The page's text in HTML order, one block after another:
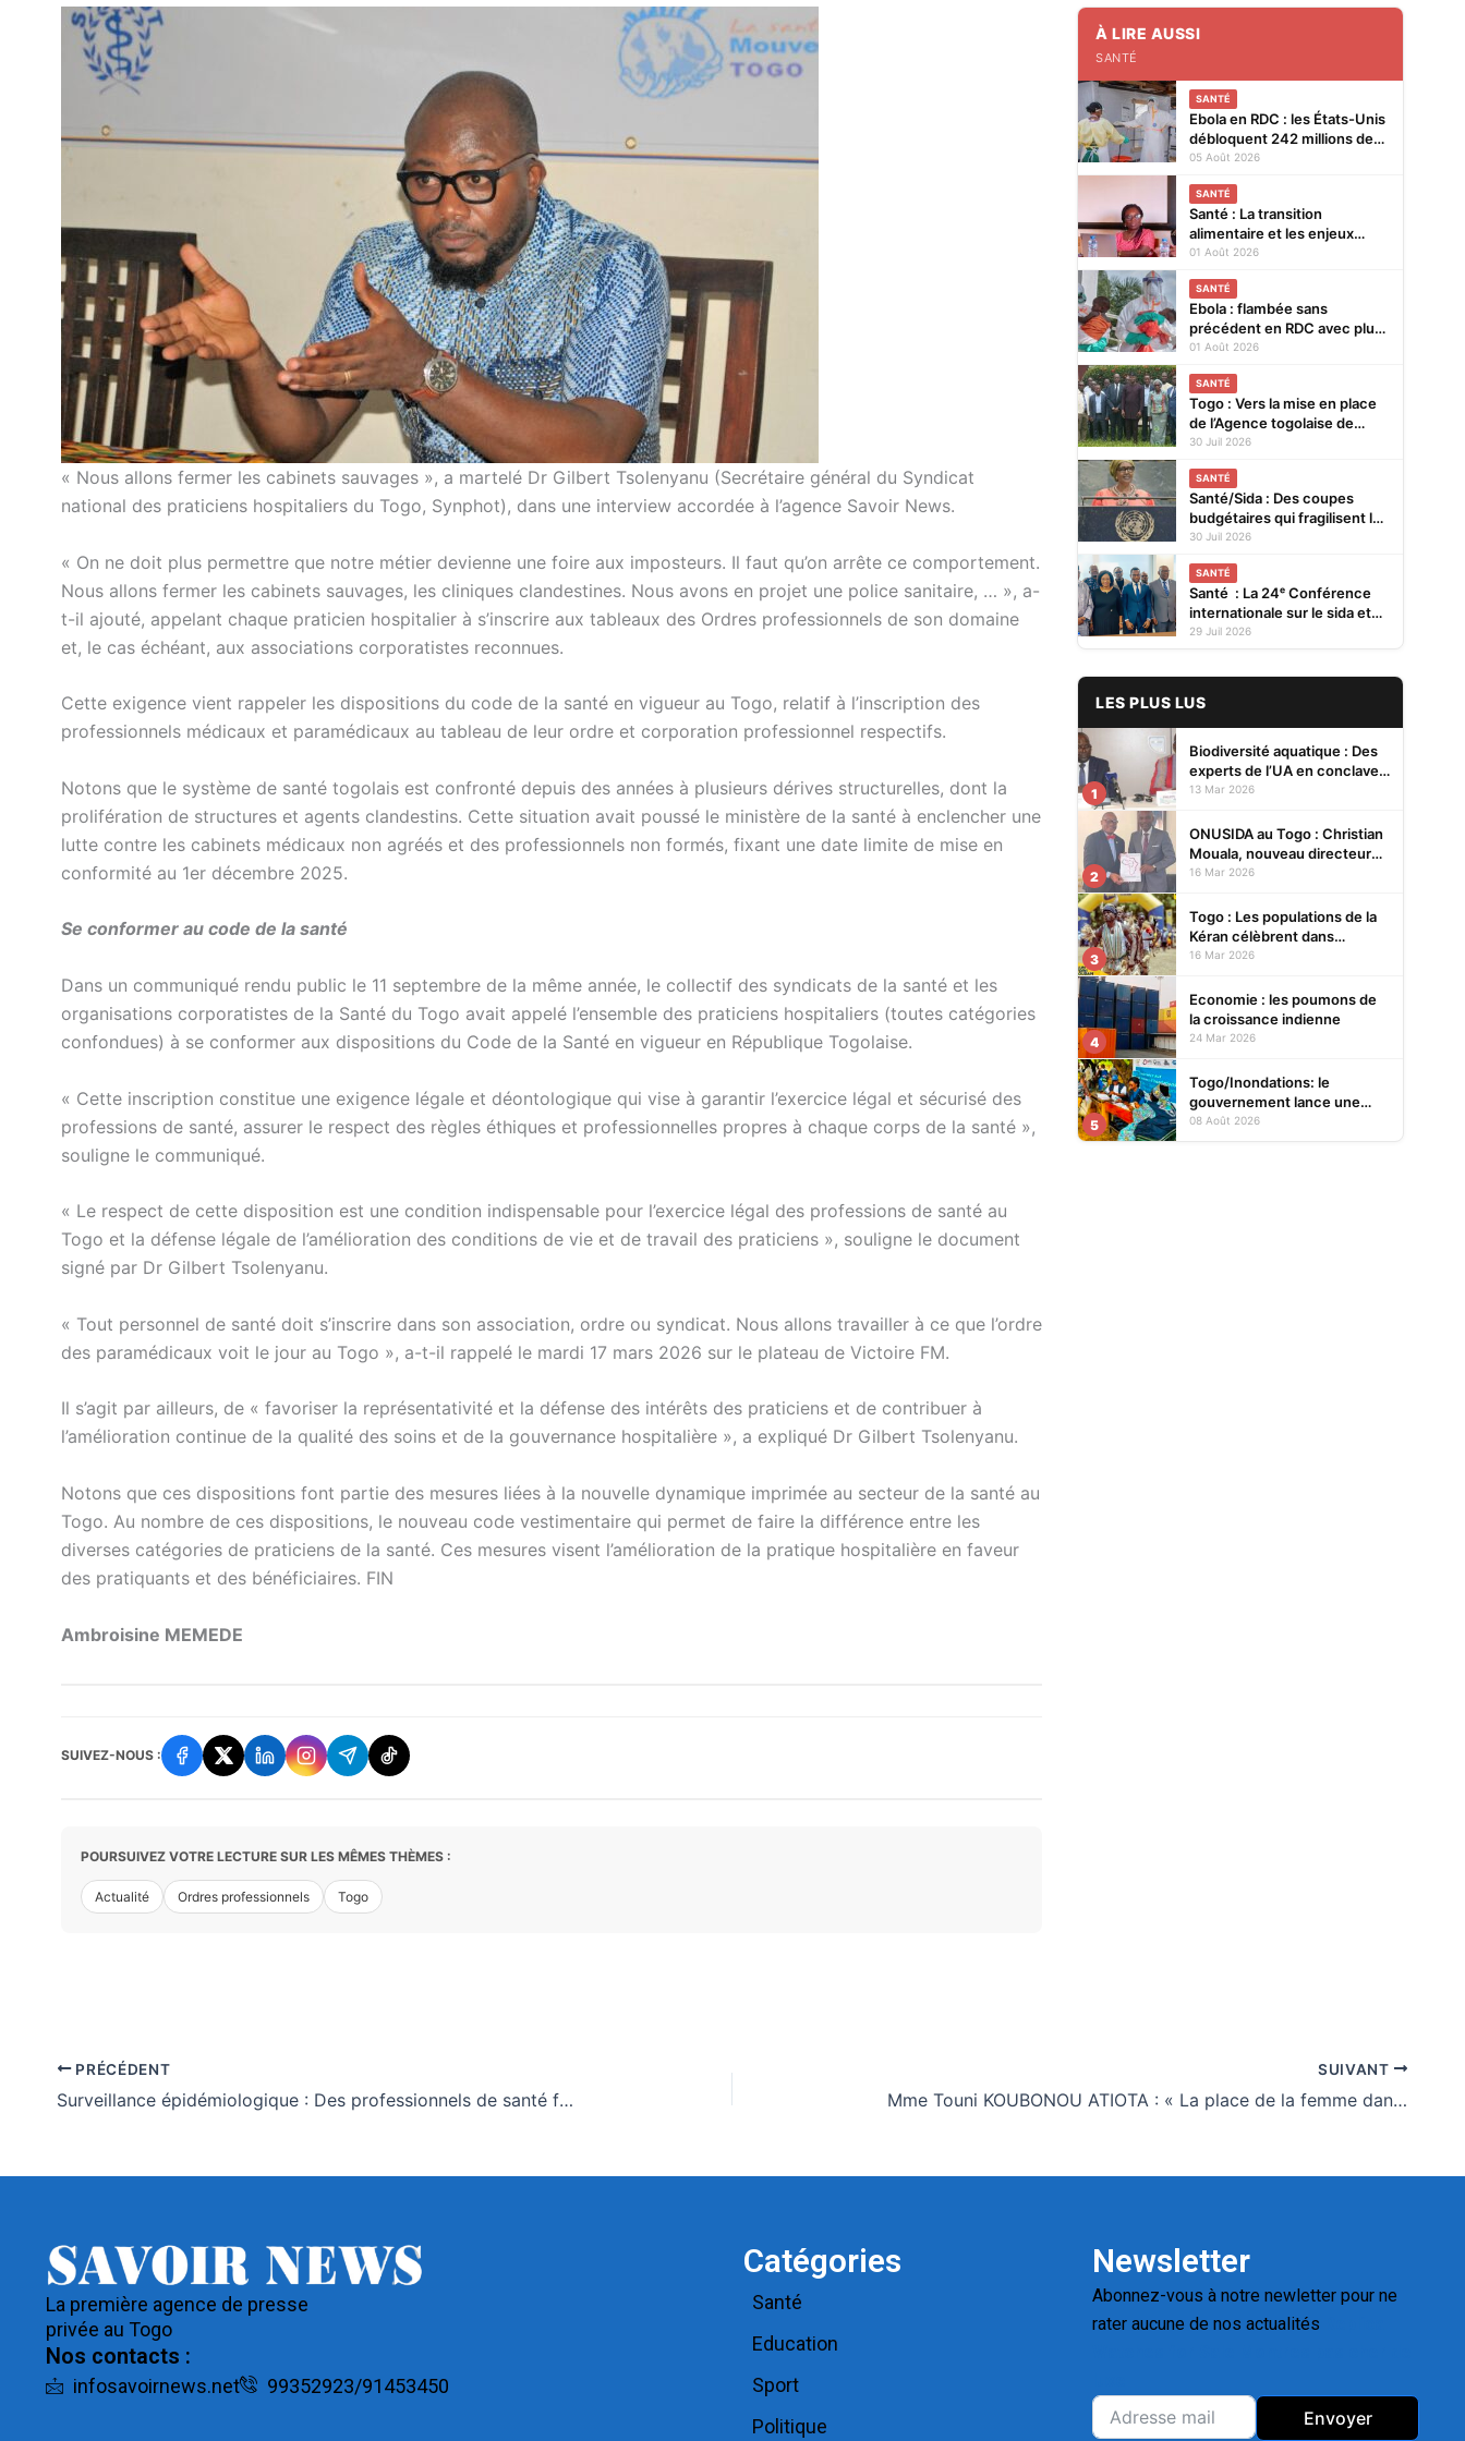
« Nous allons fermer les cabinets sauvages », a martelé Dr Gilbert Tsolenyanu (Secrétaire général du Syndicat
national des praticiens hospitaliers du Togo, Synphot), dans une interview accordée à l’agence Savoir News.
« On ne doit plus permettre que notre métier devienne une foire aux imposteurs. Il faut qu’on arrête ce comportement.
Nous allons fermer les cabinets sauvages, les cliniques clandestines. Nous avons en projet une police sanitaire, … », a-
t-il ajouté, appelant chaque praticien hospitalier à s’inscrire aux tableaux des Ordres professionnels de son domaine
et, le cas échéant, aux associations corporatistes reconnues.
Cette exigence vient rappeler les dispositions du code de la santé en vigueur au Togo, relatif à l’inscription des
professionnels médicaux et paramédicaux au tableau de leur ordre et corporation professionnel respectifs.
Notons que le système de santé togolais est confronté depuis des années à plusieurs dérives structurelles, dont la
prolifération de structures et agents clandestins. Cette situation avait poussé le ministère de la santé à enclencher une
lutte contre les cabinets médicaux non agréés et des professionnels non formés, fixant une date limite de mise en
conformité au 1er décembre 2025.
Se conformer au code de la santé
Dans un communiqué rendu public le 11 septembre de la même année, le collectif des syndicats de la santé et les
organisations corporatistes de la Santé du Togo avait appelé l’ensemble des praticiens hospitaliers (toutes catégories
confondues) à se conformer aux dispositions du Code de la Santé en vigueur en République Togolaise.
« Cette inscription constitue une exigence légale et déontologique qui vise à garantir l’exercice légal et sécurisé des
professions de santé, assurer le respect des règles éthiques et professionnelles propres à chaque corps de la santé »,
souligne le communiqué.
« Le respect de cette disposition est une condition indispensable pour l’exercice légal des professions de santé au
Togo et la défense légale de l’amélioration des conditions de vie et de travail des praticiens », souligne le document
signé par Dr Gilbert Tsolenyanu.
« Tout personnel de santé doit s’inscrire dans son association, ordre ou syndicat. Nous allons travailler à ce que l’ordre
des paramédicaux voit le jour au Togo », a-t-il rappelé le mardi 17 mars 2026 sur le plateau de Victoire FM.
Il s’agit par ailleurs, de « favoriser la représentativité et la défense des intérêts des praticiens et de contribuer à
l’amélioration continue de la qualité des soins et de la gouvernance hospitalière », a expliqué Dr Gilbert Tsolenyanu.
Notons que ces dispositions font partie des mesures liées à la nouvelle dynamique imprimée au secteur de la santé au
Togo. Au nombre de ces dispositions, le nouveau code vestimentaire qui permet de faire la différence entre les
diverses catégories de praticiens de la santé. Ces mesures visent l’amélioration de la pratique hospitalière en faveur
des pratiquants et des bénéficiaires. FIN
Ambroisine MEMEDE
SUIVEZ-NOUS :
POURSUIVEZ VOTRE LECTURE SUR LES MÊMES THÈMES :
Actualité Ordres professionnels Togo
À LIRE AUSSI
SANTÉ
SANTÉ
Ebola en RDC : les États-Unis
débloquent 242 millions de
dollars supplémentaires
05 Août 2026
SANTÉ
Santé : La transition
alimentaire et les enjeux
nutritionnels au cœur d’un
2026 à Lomé
01 Août 2026
SANTÉ
Ebola : flambée sans
précédent en RDC avec plus
de 3.500 cas
01 Août 2026
SANTÉ
Togo : Vers la mise en place
de l’Agence togolaise de
régulation pharmaceutique
30 Juil 2026
SANTÉ
Santé/Sida : Des coupes
budgétaires qui fragilisent la
prévention et menacent les
30 Juil 2026
SANTÉ
Santé : La 24ᵉ Conférence
internationale sur le sida et
les IST en Afrique se tiendra
29 Juil 2026
LES PLUS LUS
1
Biodiversité aquatique : Des
experts de l’UA en conclave à
Lomé pour renforcer la
13 Mar 2026
2
ONUSIDA au Togo : Christian
Mouala, nouveau directeur
pays
16 Mar 2026
3
Togo : Les populations de la
Kéran célèbrent dans
l’allégresse Tislim-Difoini,
16 Mar 2026
4
Economie : les poumons de
la croissance indienne
24 Mar 2026
5
Togo/Inondations: le
gouvernement lance une
opération d’assistance aux
08 Août 2026
PRÉCÉDENT
Surveillance épidémiologique : Des professionnels de santé formés
SUIVANT
Mme Touni KOUBONOU ATIOTA : « La place de la femme dans la gouvernance locale au Togo aujourd’hui est en progression, mais encore insuffisante et inégale »
La première agence de presse
privée au Togo
Nos contacts :
infosavoirnews.net 99352923/91453450
Catégories
Santé
Education
Sport
Politique
Newsletter
Abonnez-vous à notre newletter pour ne
rater aucune de nos actualités
Envoyer